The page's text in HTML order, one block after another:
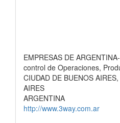
EMPRESAS DE
control de Operaciones,
CIUDAD DE BUENOS
AIRES
ARGENTINA
http://www.3way.com.ar